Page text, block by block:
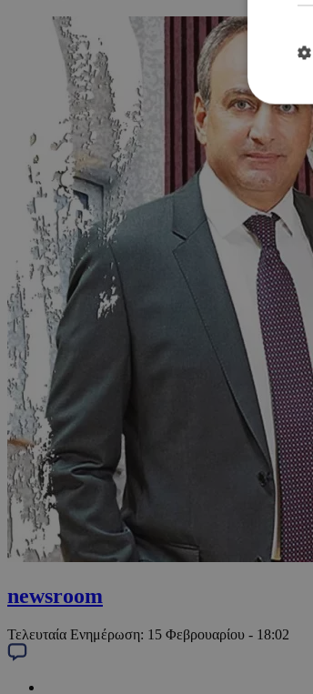
newsroom
Τελευταία Ενημέρωση: 15 Φεβρουαρίου - 18:02